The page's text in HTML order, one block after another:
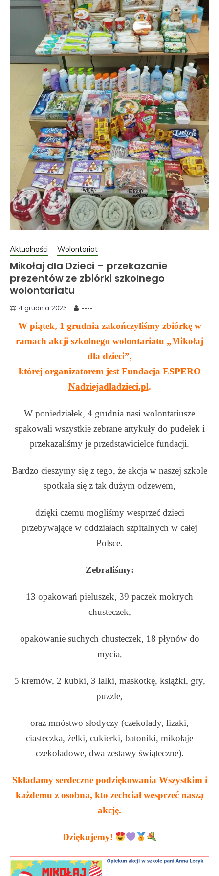
Aktualności Wolontariat
Mikołaj dla Dzieci – przekazanie
prezentów ze zbiórki szkolnego
wolontariatu
4 grudnia 2023 ----
W piątek, 1 grudnia zakończyliśmy zbiórkę w
ramach akcji szkolnego wolontariatu „Mikołaj
dla dzieci”,
której organizatorem jest Fundacja ESPERO
Nadziejadladzieci.pl.
W poniedziałek, 4 grudnia nasi wolontariusze
spakowali wszystkie zebrane artykuły do pudełek i
przekazaliśmy je przedstawicielce fundacji.
Bardzo cieszymy się z tego, że akcja w naszej szkole
spotkała się z tak dużym odzewem,
dzięki czemu mogliśmy wesprzeć dzieci
przebywające w oddziałach szpitalnych w całej
Polsce.
Zebraliśmy:
13 opakowań pieluszek, 39 paczek mokrych
chusteczek,
opakowanie suchych chusteczek, 18 płynów do
mycia,
5 kremów, 2 kubki, 3 lalki, maskotkę, książki, gry,
puzzle,
oraz mnóstwo słodyczy (czekolady, lizaki,
ciasteczka, żelki, cukierki, batoniki, mikołaje
czekoladowe, dwa zestawy świąteczne).
Składamy serdeczne podziękowania Wszystkim i
każdemu z osobna, kto zechciał wesprzeć naszą
akcję.
Dziękujemy!